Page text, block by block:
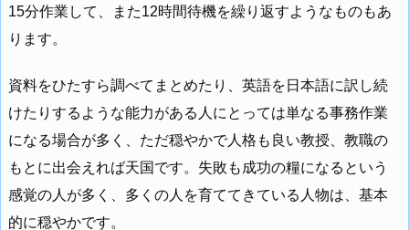
15分作業して、また12時間待機を繰り返すようなものもあ
ります。
資料をひたすら調べてまとめたり、英語を日本語に訳し続
けたりするような能力がある人にとっては単なる事務作業
になる場合が多く、ただ穏やかで人格も良い教授、教職の
もとに出会えれば天国です。失敗も成功の糧になるという
感覚の人が多く、多くの人を育ててきている人物は、基本
的に穏やかです。